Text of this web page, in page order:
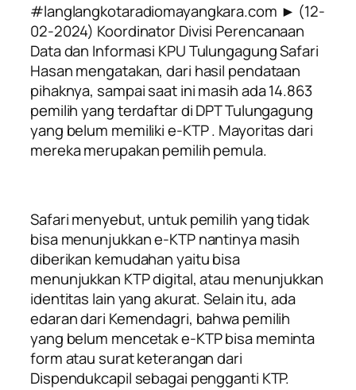
#langlangkotaradiomayangkara.com ► (12-
02-2024) Koordinator Divisi Perencanaan
Data dan Informasi KPU Tulungagung Safari
Hasan mengatakan, dari hasil pendataan
pihaknya, sampai saat ini masih ada 14.863
pemilih yang terdaftar di DPT Tulungagung
yang belum memiliki e-KTP . Mayoritas dari
mereka merupakan pemilih pemula.
Safari menyebut, untuk pemilih yang tidak
bisa menunjukkan e-KTP nantinya masih
diberikan kemudahan yaitu bisa
menunjukkan KTP digital, atau menunjukkan
identitas lain yang akurat. Selain itu, ada
edaran dari Kemendagri, bahwa pemilih
yang belum mencetak e-KTP bisa meminta
form atau surat keterangan dari
Dispendukcapil sebagai pengganti KTP.